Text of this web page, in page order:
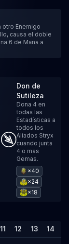
otro Enemigo
causa el doble
6 de Mana a
Don de
Sutileza
Dona 4 en
todas las
Estadísticas a
todos los
Aliados Stryx
cuando junta
4 o mas
Gemas.
×40
×24
×18
11 12 13 14